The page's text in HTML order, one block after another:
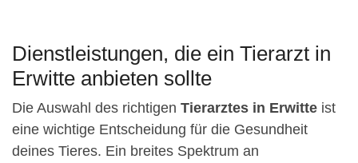
Dienstleistungen, die ein Tierarzt in
Erwitte anbieten sollte
Die Auswahl des richtigen Tierarztes in Erwitte ist
eine wichtige Entscheidung für die Gesundheit
deines Tieres. Ein breites Spektrum an